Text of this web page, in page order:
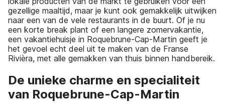
gezellige maaltijd, maar je kunt ook gemakkelijk uitwijken
naar een van de vele restaurants in de buurt. Of je nu
een korte break plant of een langere zomervakantie,
een vakantiehuisje in Roquebrune-Cap-Martin geeft je
het gevoel echt deel uit te maken van de Franse
Rivièra, met alle gemakken van thuis binnen handbereik.
De unieke charme en specialiteit
van Roquebrune-Cap-Martin